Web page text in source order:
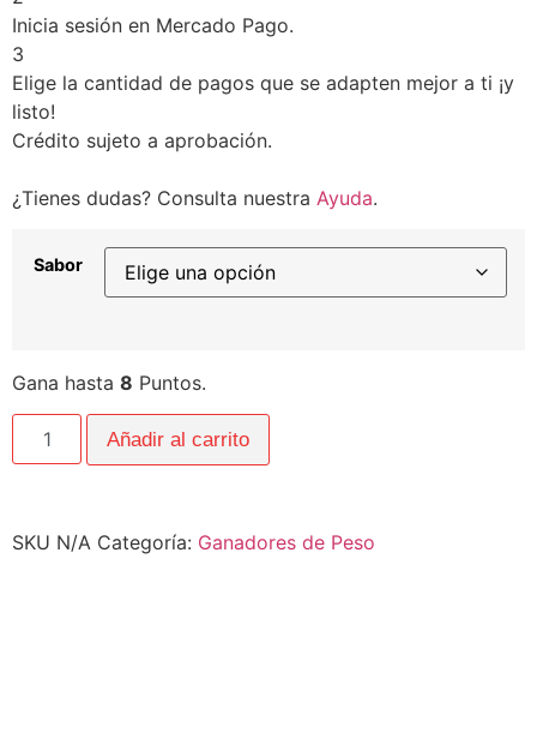
Inicia sesión en Mercado Pago.
3
Elige la cantidad de pagos que se adapten mejor a ti ¡y
listo!
Crédito sujeto a aprobación.
¿Tienes dudas? Consulta nuestra Ayuda.
Sabor
Gana hasta 8 Puntos.
Añadir al carrito
SKU N/A Categoría: Ganadores de Peso